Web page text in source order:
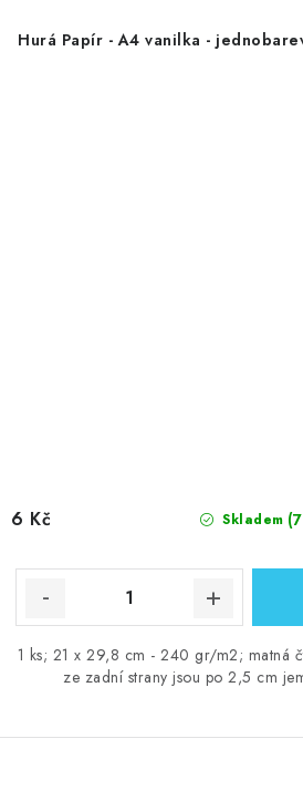
Hurá Papír - A4 vanilka -
Skladem
6 Kč
1 ks; 21 x 29,8 cm - 240 gr/m2; matná
ze zadní strany jsou po 2,5 cm